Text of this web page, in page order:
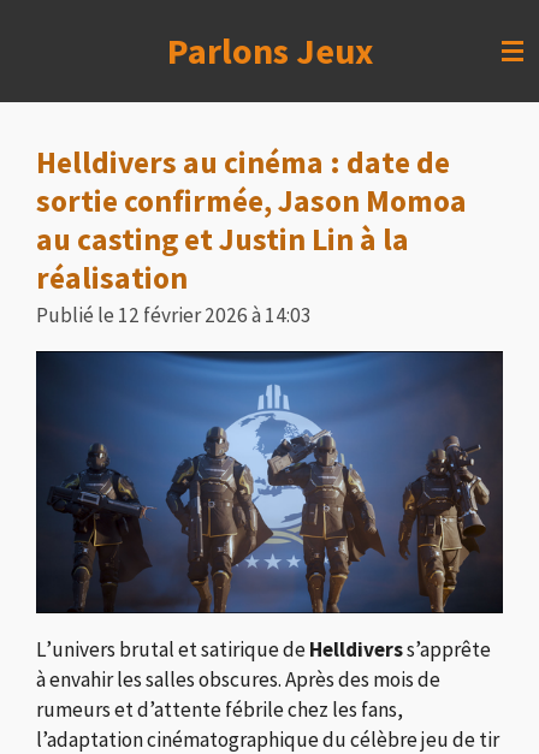
Parlons Jeux
Helldivers au cinéma : date de
sortie confirmée, Jason Momoa
au casting et Justin Lin à la
réalisation
Publié le 12 février 2026 à 14:03
L’univers brutal et satirique deHelldiverss’apprête
à envahir les salles obscures. Après des mois de
rumeurs et d’attente fébrile chez les fans,
l’adaptation cinématographique du célèbre jeu de tir